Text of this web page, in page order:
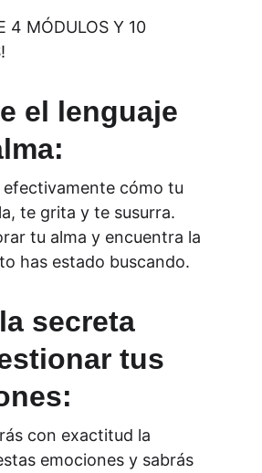
4 MÓDULOS Y 10
el lenguaje
efectivamente cómo tu
te grita y te susurra.
tu alma y encuentra la
has estado buscando.
secreta
tus
con exactitud la
emociones y sabrás